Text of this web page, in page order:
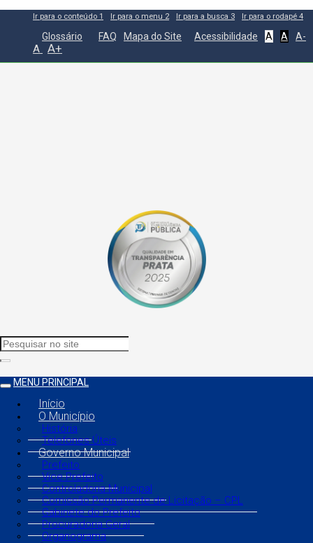
Ir para o conteúdo 1 Ir para o menu 2 Ir para a busca 3 Ir para o rodapé 4
Glossário FAQ Mapa do Site Acessibilidade A A A-
A A+
MENU PRINCIPAL
Início
O Município
História
Telefones Úteis
Governo Municipal
Prefeito
Vice Prefeito
Controladoria Municipal
Comissão Permanente de Licitação – CPL
Gabinete do Prefeito
Procuradoria Geral
Organograma